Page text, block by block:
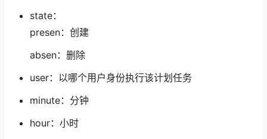
state：
presen：创建
absen：删除
user：以哪个用户身份执行该计划任务
minute：分钟
hour：小时